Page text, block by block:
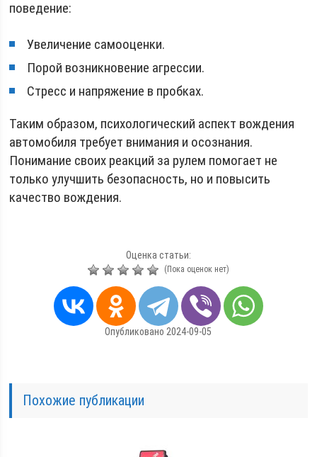
поведение:
Увеличение самооценки.
Порой возникновение агрессии.
Стресс и напряжение в пробках.
Таким образом, психологический аспект вождения
автомобиля требует внимания и осознания.
Понимание своих реакций за рулем помогает не
только улучшить безопасность, но и повысить
качество вождения.
Оценка статьи:
(Пока оценок нет)
Опубликовано 2024-09-05
Похожие публикации